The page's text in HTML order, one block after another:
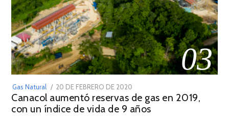
03
Gas Natural
POSTED
ON
20 DE FEBRERO DE 2020
DE
JULIO
Canacol aumentó reservas de gas en 2019,
con un índice de vida de 9 años